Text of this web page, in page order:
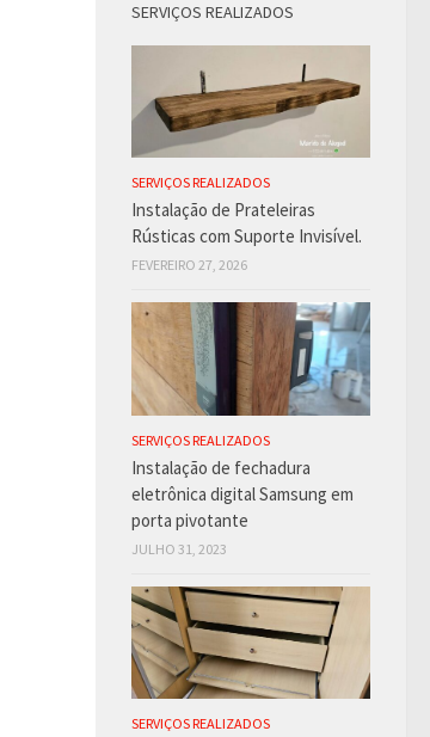
SERVIÇOS REALIZADOS
SERVIÇOS REALIZADOS
Instalação de Prateleiras
Rústicas com Suporte Invisível.
FEVEREIRO 27, 2026
SERVIÇOS REALIZADOS
Instalação de fechadura
eletrônica digital Samsung em
porta pivotante
JULHO 31, 2023
SERVIÇOS REALIZADOS